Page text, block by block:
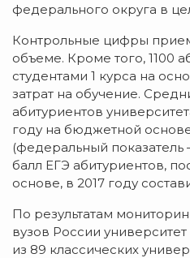
федерального округа в
Контрольные цифры
объеме. Кроме того, 1100
студентами 1 курса на
затрат на обучение.
абитуриентов
году на бюджетной
(федеральный
балл ЕГЭ абитуриентов,
основе, в 2017 году
По результатам
вузов России
из 89 классических